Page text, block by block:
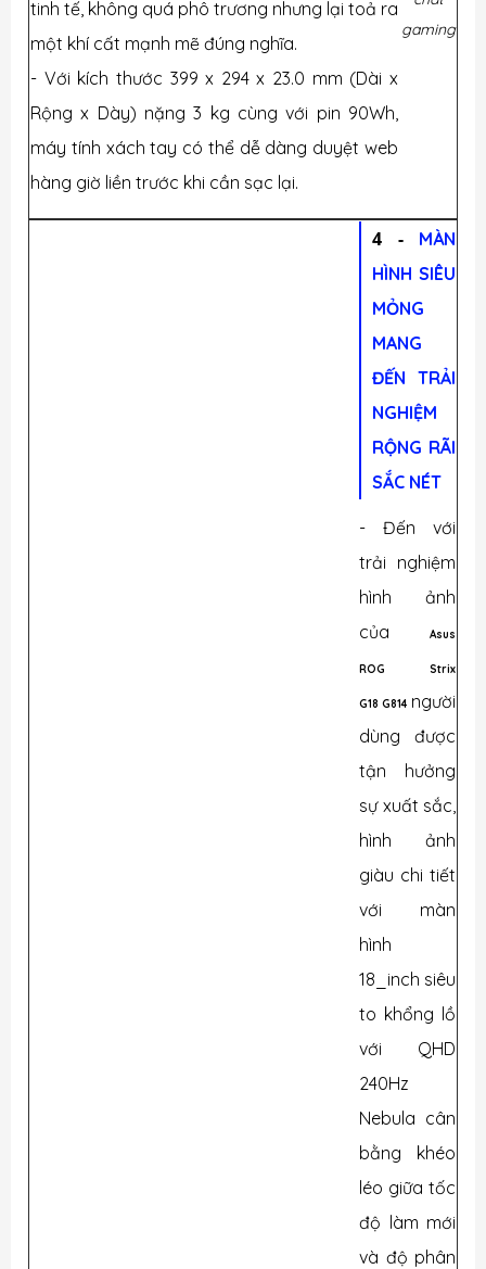
tinh tế, không quá phô trương nhưng lại toả ra
một khí cất mạnh mẽ đúng nghĩa.
- Với kích thước 399 x 294 x 23.0 mm (Dài x
Rộng x Dày) nặng 3 kg cùng với pin 90Wh,
máy tính xách tay có thể dễ dàng duyệt web
hàng giờ liền trước khi cần sạc lại.
gaming
4 - MÀN
HÌNH SIÊU
MỎNG
MANG
ĐẾN TRẢI
NGHIỆM
RỘNG RÃI
SẮC NÉT
- Đến với
trải nghiệm
hình ảnh
của
Asus
ROG Strix
G18 G814 người
dùng được
tận hưởng
sự xuất sắc,
hình ảnh
giàu chi tiết
với màn
hình
18_inch siêu
to khổng lồ
với QHD
240Hz
Nebula cân
bằng khéo
léo giữa tốc
độ làm mới
và độ phân